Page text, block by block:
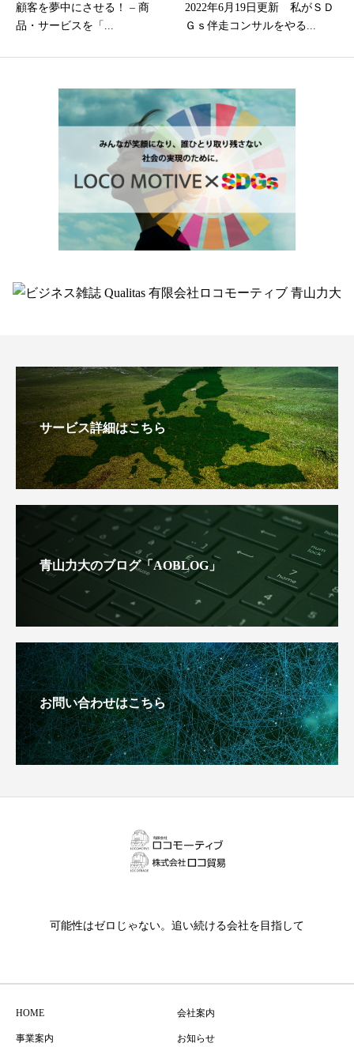
顧客を夢中にさせる！ – 商
品・サービスを「...
2022年6月19日更新 私がＳＤ
Ｇｓ伴走コンサルをやる...
サービス詳細はこちら
青山力大のブログ「AOBLOG」
お問い合わせはこちら
可能性はゼロじゃない。追い続ける会社を目指して
HOME 会社案内
事業案内 お知らせ